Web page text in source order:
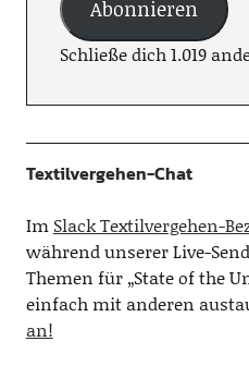
Abonnieren
Schließe dich 1.019
Textilvergehen-Chat
Im Slack Textilvergehen-
während unserer Live-
Themen für „State of the
einfach mit anderen
an!